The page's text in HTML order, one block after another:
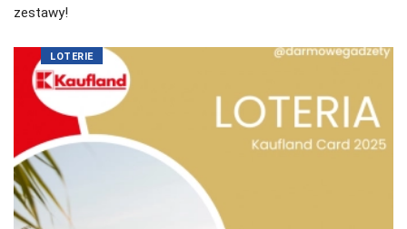
zestawy!
LOTERIE